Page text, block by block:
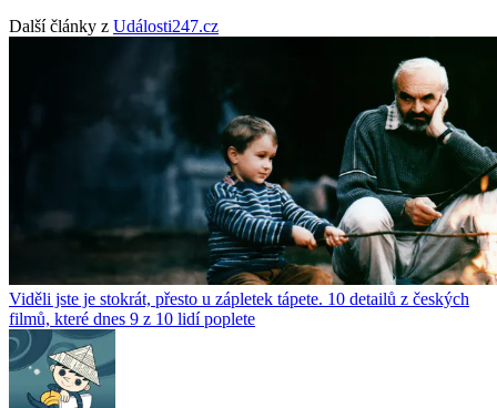
Další články z Události247.cz
Viděli jste je stokrát, přesto u zápletek tápete. 10 detailů z českých
filmů, které dnes 9 z 10 lidí poplete